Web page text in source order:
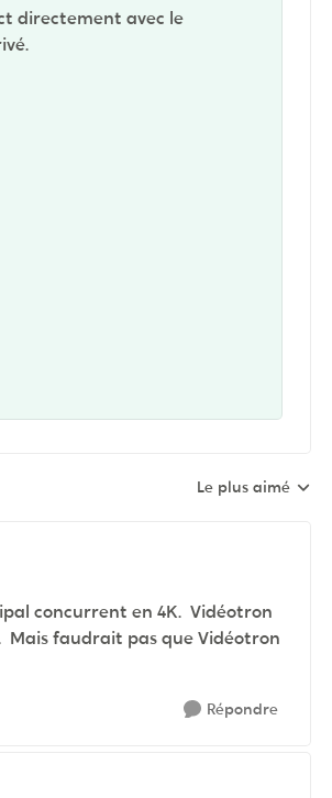
directement avec le
Réponses triées par
Le plus aimé
concurrent en 4K. Vidéotron
Mais faudrait pas que Vidéotron
Répondre